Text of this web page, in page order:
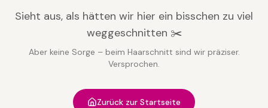
Sieht aus, als hätten wir hier ein bisschen zu viel
weggeschnitten ✂️
Aber keine Sorge – beim Haarschnitt sind wir präziser.
Versprochen.
Zurück zur Startseite